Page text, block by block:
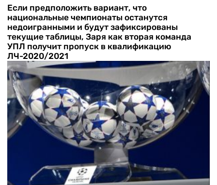
Если предположить вариант, что
национальные чемпионаты останутся
недоигранными и будут зафиксированы
текущие таблицы, Заря как вторая команда
УПЛ получит пропуск в квалификацию
ЛЧ-2020/2021